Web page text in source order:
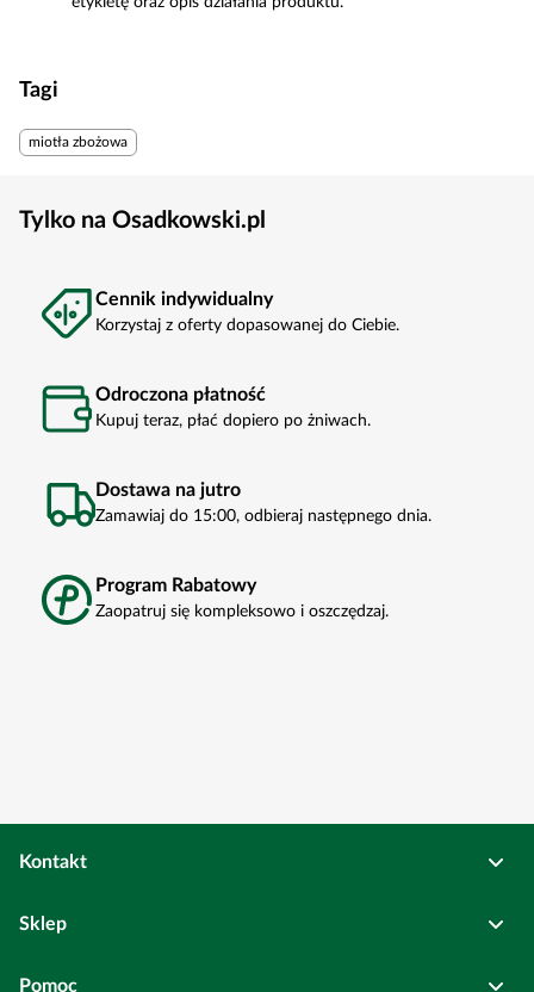
Tagi
miotła zbożowa
Tylko na Osadkowski.pl
Cennik indywidualny
Korzystaj z oferty dopasowanej do Ciebie.
Odroczona płatność
Kupuj teraz, płać dopiero po żniwach.
Dostawa na jutro
Zamawiaj do 15:00, odbieraj następnego dnia.
Program Rabatowy
Zaopatruj się kompleksowo i oszczędzaj.
Kontakt
Bierutów
Sklep
Wszystkie kategorie
Pomoc